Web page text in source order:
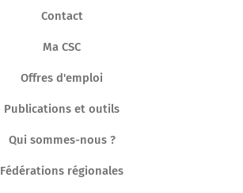
Contact
Ma CSC
Offres d'emploi
Publications et outils
Qui sommes-nous ?
Fédérations régionales